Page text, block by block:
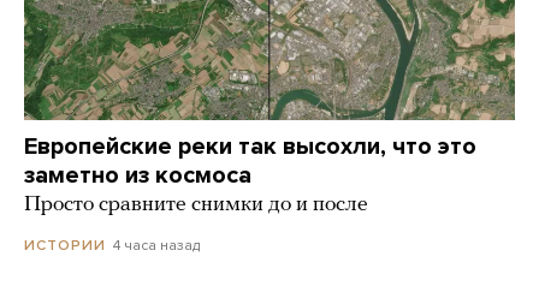
Европейские реки так высохли, что это
заметно из космоса
Просто сравните снимки до и после
ИСТОРИИ 4 часа назад